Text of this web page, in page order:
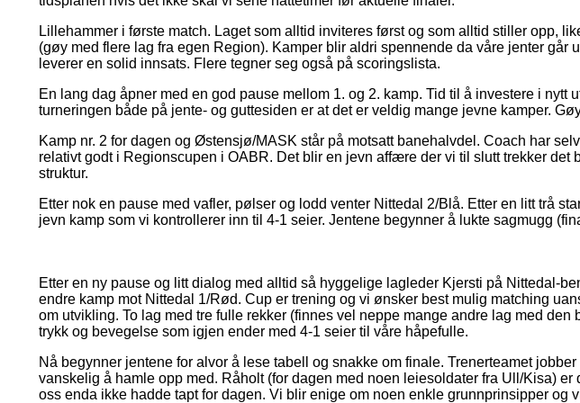
Lillehammer i første match. Laget som alltid inviteres først og som alltid stiller opp,
(gøy med flere lag fra egen Region). Kamper blir aldri spennende da våre jenter
leverer en solid innsats. Flere tegner seg også på scoringslista.
En lang dag åpner med en god pause mellom 1. og 2. kamp. Tid til å investere i
turneringen både på jente- og guttesiden er at det er veldig mange jevne kamper.
Kamp nr. 2 for dagen og Østensjø/MASK står på motsatt banehalvdel. Coach har
relativt godt i Regionscupen i OABR. Det blir en jevn affære der vi til slutt trekker
struktur.
Etter nok en pause med vafler, pølser og lodd venter Nittedal 2/Blå. Etter en litt trå
jevn kamp som vi kontrollerer inn til 4-1 seier. Jentene begynner å lukte sagmugg
Etter en ny pause og litt dialog med alltid så hyggelige lagleder Kjersti på Nittedal-
endre kamp mot Nittedal 1/Rød. Cup er trening og vi ønsker best mulig matching
om utvikling. To lag med tre fulle rekker (finnes vel neppe mange andre lag med
trykk og bevegelse som igjen ender med 4-1 seier til våre håpefulle.
Nå begynner jentene for alvor å lese tabell og snakke om finale. Trenerteamet
vanskelig å hamle opp med. Råholt (for dagen med noen leiesoldater fra Ull/Kisa)
oss enda ikke hadde tapt for dagen. Vi blir enige om noen enkle grunnprinsipper